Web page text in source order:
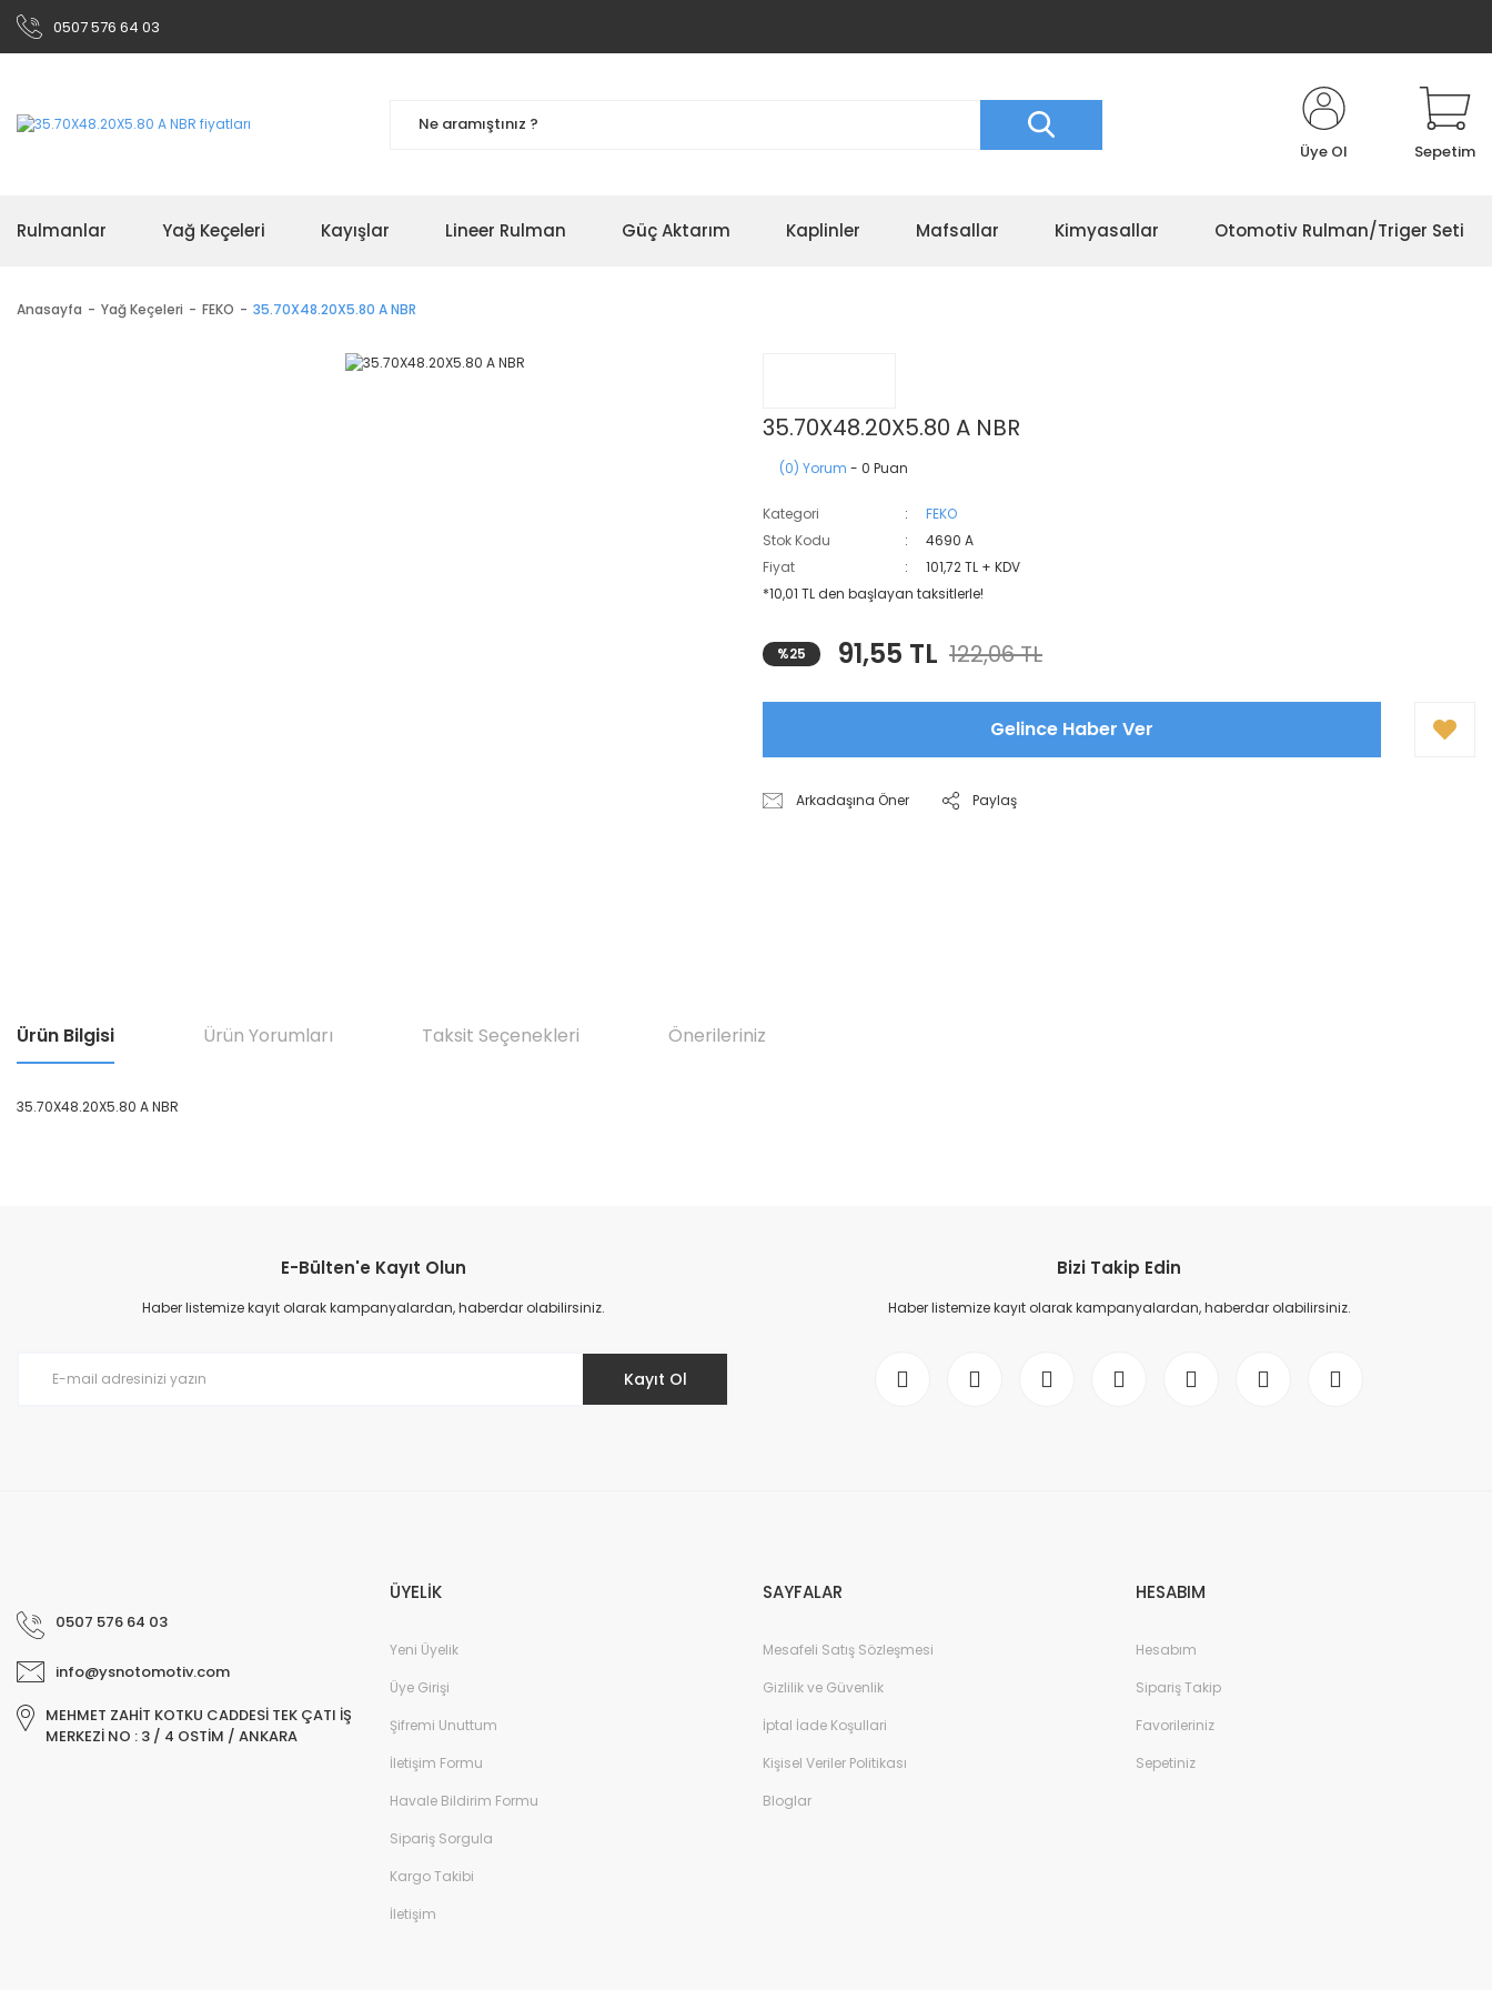
0507 576 64 03
Üye Ol Sepetim
Rulmanlar Yağ Keçeleri Kayışlar Lineer Rulman Güç Aktarım Kaplinler Mafsallar Kimyasallar Otomotiv Rulman/Triger Seti
Anasayfa Yağ Keçeleri FEKO 35.70X48.20X5.80 A NBR
35.70X48.20X5.80 A NBR
(0) Yorum - 0 Puan
Kategori
FEKO
Stok Kodu
4690 A
Fiyat
101,72 TL + KDV
*10,01 TL den başlayan taksitlerle!
%25 91,55 TL 122,06 TL
Gelince Haber Ver
Arkadaşına Öner Paylaş
Ürün Bilgisi Ürün Yorumları Taksit Seçenekleri Önerileriniz
35.70X48.20X5.80 A NBR
Ürün resmi kalitesiz, bozuk veya görüntülenemiyor.
Ürün açıklamasında eksik bilgiler bulunuyor.
E-Bülten'e Kayıt Olun
Haber listemize kayıt olarak kampanyalardan, haberdar olabilirsiniz.
Kayıt Ol
Bizi Takip Edin
Haber listemize kayıt olarak kampanyalardan, haberdar olabilirsiniz.
0507 576 64 03
info@ysnotomotiv.com
MEHMET ZAHİT KOTKU CADDESİ TEK ÇATI İŞ
MERKEZİ NO : 3 / 4 OSTİM / ANKARA
ÜYELİK
Yeni Üyelik
Üye Girişi
Şifremi Unuttum
İletişim Formu
Havale Bildirim Formu
Sipariş Sorgula
Kargo Takibi
İletişim
SAYFALAR
Mesafeli Satış Sözleşmesi
Gizlilik ve Güvenlik
İptal İade Koşullari
Kişisel Veriler Politikası
Bloglar
HESABIM
Hesabım
Sipariş Takip
Favorileriniz
Sepetiniz